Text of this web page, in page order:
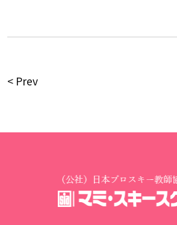
< Prev